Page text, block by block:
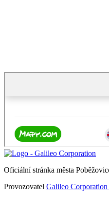
Oficiální stránka města
Provozovatel Galileo Corporation